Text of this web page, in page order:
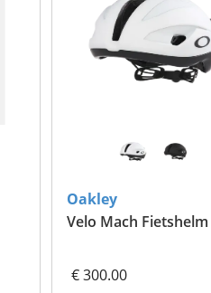
Oakley
Velo Mach Fietshelm
€ 300.00